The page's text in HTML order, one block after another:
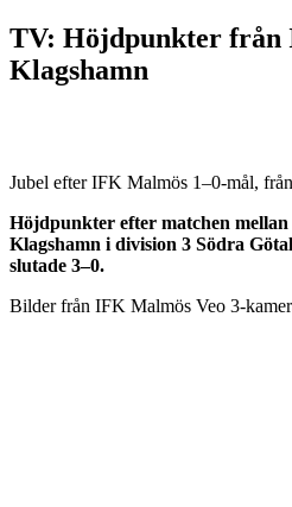
TV: Höjdpunkter
Klagshamn
Jubel efter IFK Malmös 1–0-mål,
Höjdpunkter efter matchen
Klagshamn i division 3 Södra
slutade 3–0.
Bilder från IFK Malmös Veo 3-